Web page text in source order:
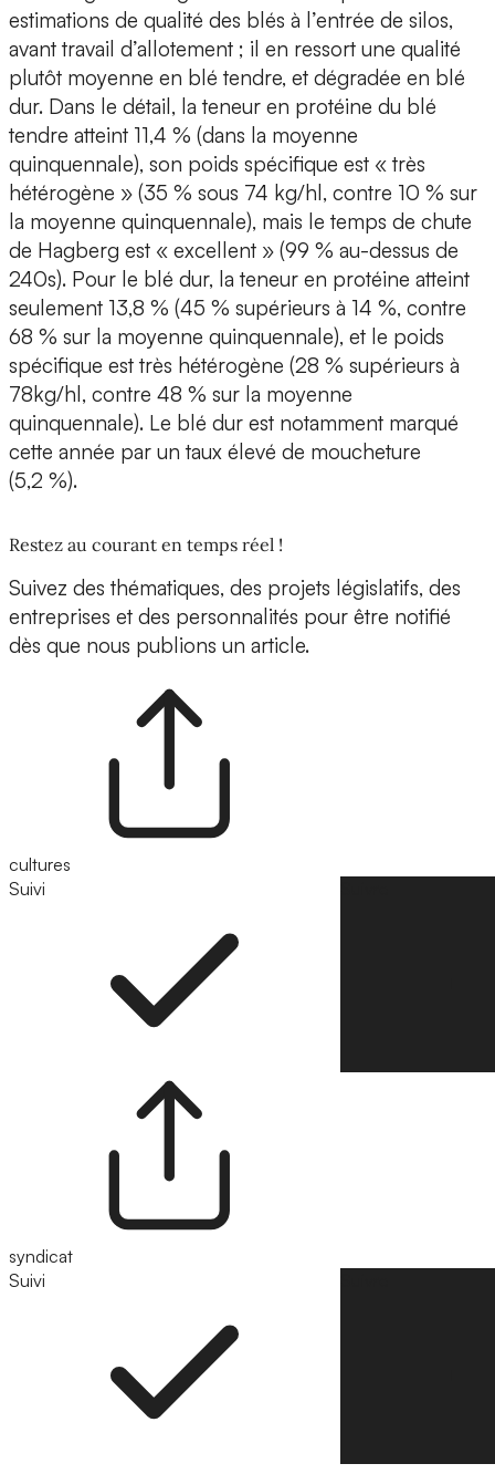
estimations de qualité des blés à l’entrée de silos,
avant travail d’allotement ; il en ressort une qualité
plutôt moyenne en blé tendre, et dégradée en blé
dur. Dans le détail, la teneur en protéine du blé
tendre atteint 11,4 % (dans la moyenne
quinquennale), son poids spécifique est « très
hétérogène » (35 % sous 74 kg/hl, contre 10 % sur
la moyenne quinquennale), mais le temps de chute
de Hagberg est « excellent » (99 % au-dessus de
240s). Pour le blé dur, la teneur en protéine atteint
seulement 13,8 % (45 % supérieurs à 14 %, contre
68 % sur la moyenne quinquennale), et le poids
spécifique est très hétérogène (28 % supérieurs à
78kg/hl, contre 48 % sur la moyenne
quinquennale). Le blé dur est notamment marqué
cette année par un taux élevé de moucheture
(5,2 %).
Restez au courant en temps réel !
Suivez des thématiques, des projets législatifs, des
entreprises et des personnalités pour être notifié
dès que nous publions un article.
cultures
Suivi
syndicat
Suivi